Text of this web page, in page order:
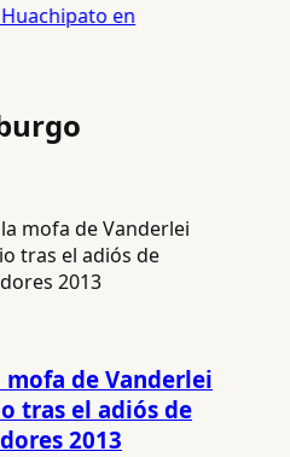
en
de Vanderlei
tras el adiós de
2013